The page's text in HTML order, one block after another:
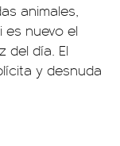
animales,
es nuevo el
del día. El
y desnuda